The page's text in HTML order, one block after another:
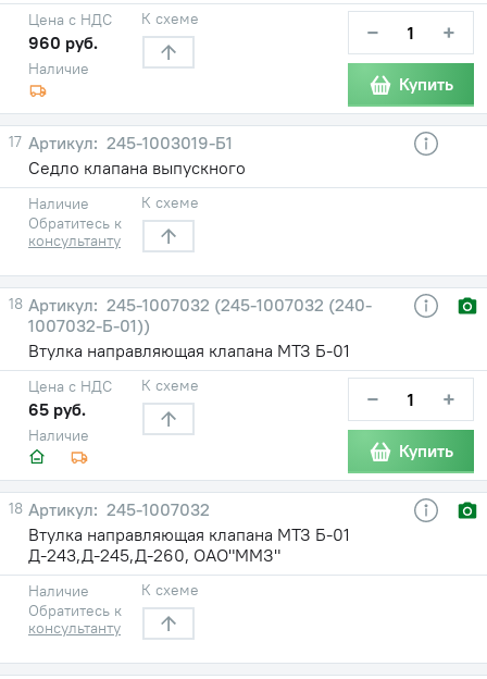
Наличие
Цена с НДС
960 руб.
К схеме − +
Купить
17
245-1003019-Б1
Седло клапана выпускного
Наличие
Обратитесь к
консультанту
К схеме
18
245-1007032 (245-1007032 (240-
1007032-Б-01))
Втулка направляющая клапана МТЗ Б-01
Наличие
Цена с НДС
65 руб.
К схеме − +
Купить
18
245-1007032
Втулка направляющая клапана МТЗ Б-01
Д-243,Д-245,Д-260, ОАО"ММЗ"
Наличие
Обратитесь к
консультанту
К схеме